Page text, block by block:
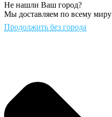
Не нашли Ваш город?
Мы доставляем по всему миру
Продолжить без города